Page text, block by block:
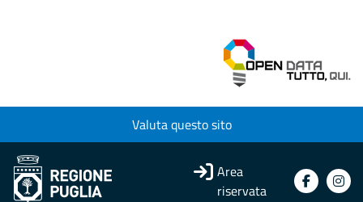
Valuta questo sito
Area
riservata